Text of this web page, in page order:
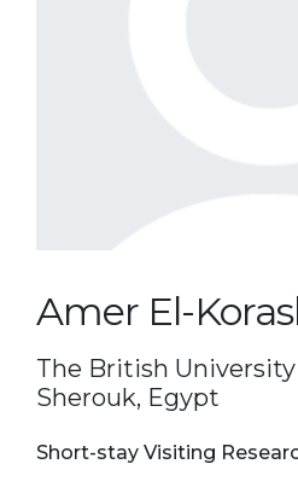
Amer El-
The British
Sherouk, Egypt
Short-stay Visiting